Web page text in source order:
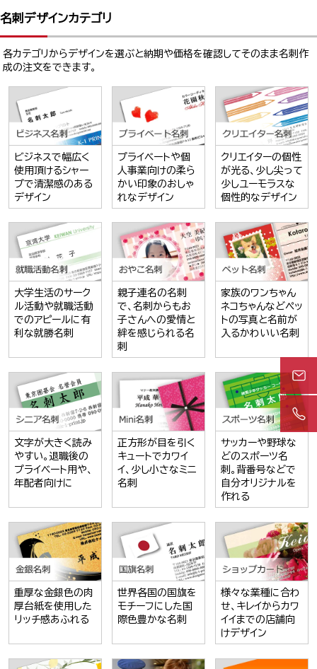
名刺デザインカテゴリ
各カテゴリからデザインを選ぶと納期や価格を確認してそのまま名刺作
成の注文をできます。
ビジネスで幅広く
使用頂けるシャー
プで清潔感のある
デザイン
プライベートや個
人事業向けの柔ら
かい印象のおしゃ
れなデザイン
クリエイターの個性
が光る、少し尖って
少しユーモラスな
個性的なデザイン
大学生活のサーク
ル活動や就職活動
でのアピールに有
利な就勝名刺
親子連名の名刺
で、名刺からもお
子さんへの愛情と
絆を感じられる名
刺
家族のワンちゃん
ネコちゃんなどペッ
トの写真と名前が
入るかわいい名刺
文字が大きく読み
やすい。退職後の
プライベート用や、
年配者向けに
正方形が目を引く
キュートでカワイ
イ、少し小さなミニ
名刺
サッカーや野球な
どのスポーツ名
刺。背番号などで
自分オリジナルを
作れる
重厚な金銀色の肉
厚台紙を使用した
リッチ感あふれる
世界各国の国旗を
モチーフにした国
際色豊かな名刺
様々な業種に合わ
せ、キレイからカワ
イイまでの店舗向
けデザイン